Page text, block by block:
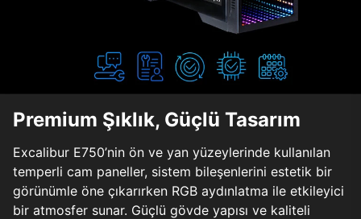
Premium Şıklık, Güçlü Tasarım
Excalibur E750’nin ön ve yan yüzeylerinde kullanılan
temperli cam paneller, sistem bileşenlerini estetik bir
görünümle öne çıkarırken RGB aydınlatma ile etkileyici
bir atmosfer sunar. Güçlü gövde yapısı ve kaliteli